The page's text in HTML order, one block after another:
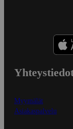
Myymälät
Asiakaspalvelu